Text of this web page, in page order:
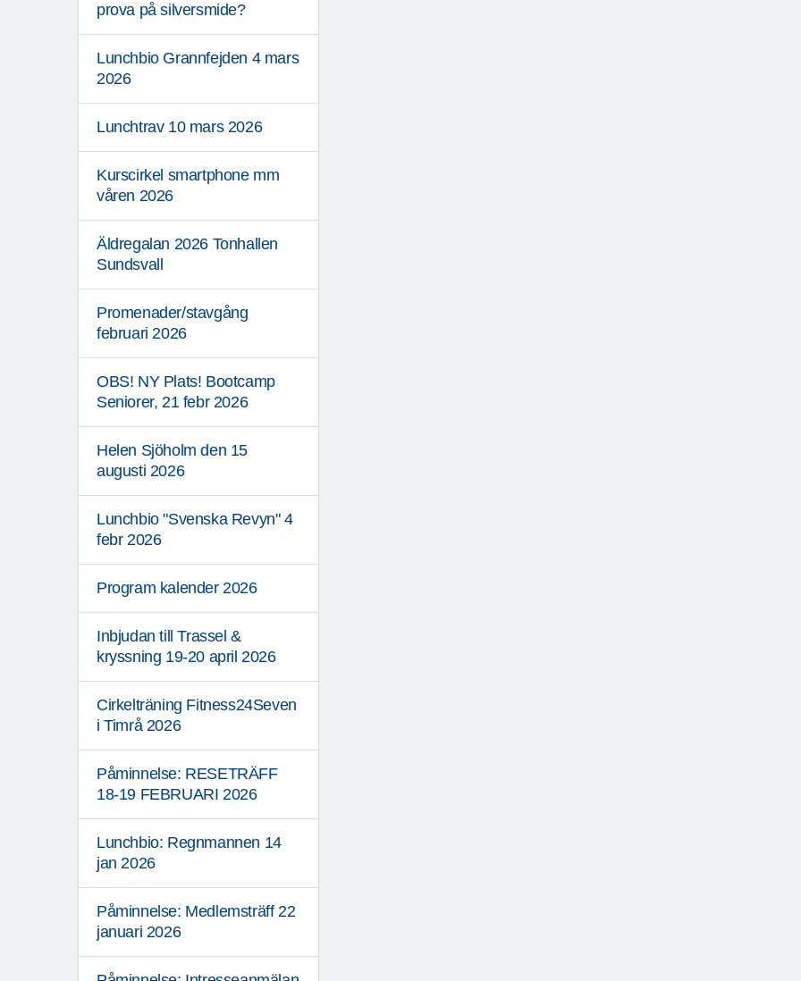
prova på silversmide?
Lunchbio Grannfejden 4 mars
2026
Lunchtrav 10 mars 2026
Kurscirkel smartphone mm
våren 2026
Äldregalan 2026 Tonhallen
Sundsvall
Promenader/stavgång
februari 2026
OBS! NY Plats! Bootcamp
Seniorer, 21 febr 2026
Helen Sjöholm den 15
augusti 2026
Lunchbio "Svenska Revyn" 4
febr 2026
Program kalender 2026
Inbjudan till Trassel &
kryssning 19-20 april 2026
Cirkelträning Fitness24Seven
i Timrå 2026
Påminnelse: RESETRÄFF
18-19 FEBRUARI 2026
Lunchbio: Regnmannen 14
jan 2026
Påminnelse: Medlemsträff 22
januari 2026